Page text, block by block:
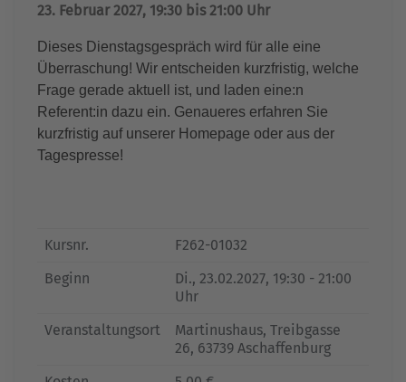
23. Februar 2027, 19:30 bis 21:00 Uhr
Dieses Dienstagsgespräch wird für alle eine
Überraschung! Wir entscheiden kurzfristig, welche
Frage gerade aktuell ist, und laden eine:n
Referent:in dazu ein. Genaueres erfahren Sie
kurzfristig auf unserer Homepage oder aus der
Tagespresse!
Kursnr.
F262-01032
Beginn
Di., 23.02.2027, 19:30 - 21:00
Uhr
Veranstaltungsort
Martinushaus, Treibgasse
26, 63739 Aschaffenburg